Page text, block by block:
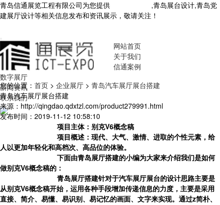
青岛信通展览工程有限公司为您提供
,青岛展台设计,青岛党
建展厅设计等相关信息发布和资讯展示，敬请关注！
网站首页
关于我们
信通案例
数字展厅
新闻资讯
联系我们
您的位置： 首页 > 企业展厅 > 青岛汽车展厅展台搭建
青岛汽车展厅展台搭建
来源：http://qingdao.qdxtzl.com/product279991.html
发布时间：2019-11-12 10:58:10
项目主体：别克V6概念稿
项目概述：现代、大气、激情、进取的个性元素，给
人以更加年轻化和高档次、高品位的体验。
下面由青岛展厅搭建的小编为大家来介绍我们是如何
做别克V6概念稿的：
青岛展厅搭建针对于汽车展厅展台的设计思路主要是
从别克V6概念稿开始，运用各种手段增加传递信息的力度，主要是采用
直接、简介、易懂、易识别、易记忆的画面、文字来实现。通过z简朴、